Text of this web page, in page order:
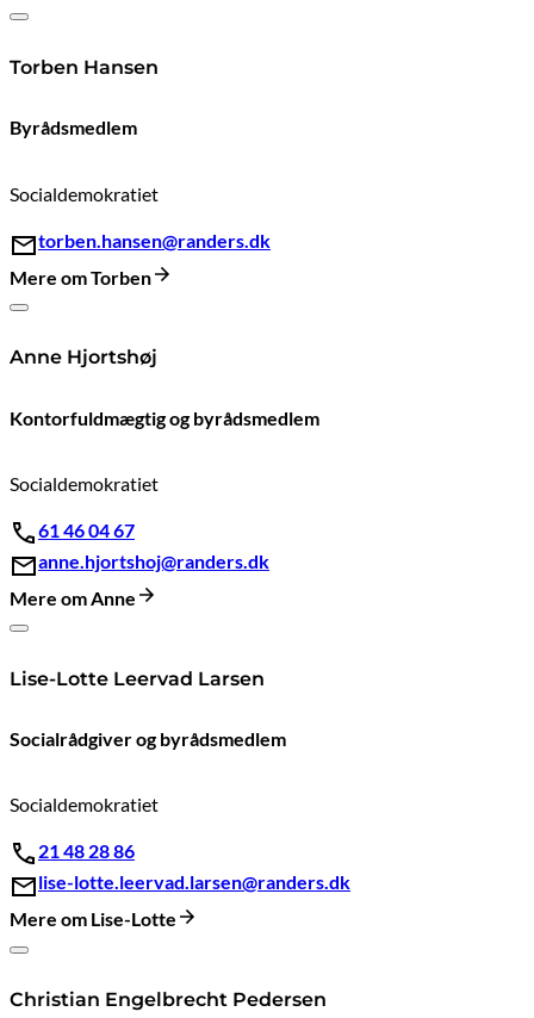
Torben Hansen
Byrådsmedlem
Socialdemokratiet
torben.hansen@randers.dk
Mere om Torben
Anne Hjortshøj
Kontorfuldmægtig og byrådsmedlem
Socialdemokratiet
61 46 04 67
anne.hjortshoj@randers.dk
Mere om Anne
Lise-Lotte Leervad Larsen
Socialrådgiver og byrådsmedlem
Socialdemokratiet
21 48 28 86
lise-lotte.leervad.larsen@randers.dk
Mere om Lise-Lotte
Christian Engelbrecht Pedersen